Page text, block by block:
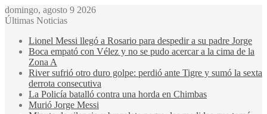
domingo, agosto 9 2026
Últimas Noticias
Lionel Messi llegó a Rosario para despedir a su padre Jorge
Boca empató con Vélez y no se pudo acercar a la cima de la
Zona A
River sufrió otro duro golpe: perdió ante Tigre y sumó la sexta
derrota consecutiva
La Policía batalló contra una horda en Chimbas
Murió Jorge Messi